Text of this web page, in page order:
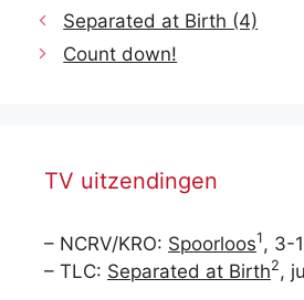
Separated at Birth (4)
Count down!
TV uitzendingen
– NCRV/KRO: Spoorloos1, 3-
– TLC: Separated at Birth2,